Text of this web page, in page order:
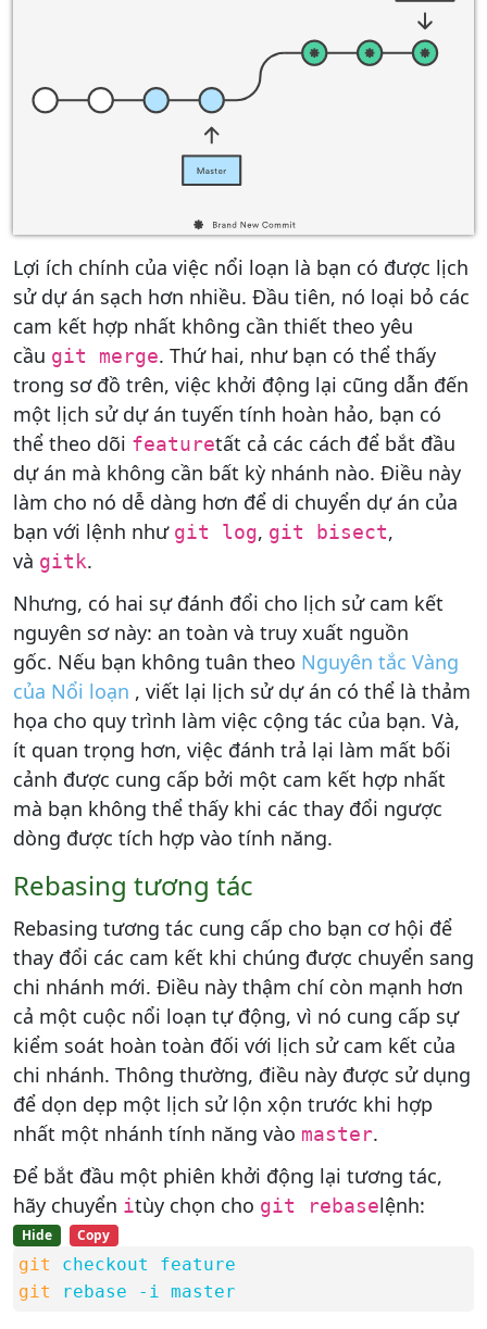
Lợi ích chính của việc nổi loạn là bạn có được lịch
sử dự án sạch hơn nhiều. Đầu tiên, nó loại bỏ các
cam kết hợp nhất không cần thiết theo yêu
cầu git merge. Thứ hai, như bạn có thể thấy
trong sơ đồ trên, việc khởi động lại cũng dẫn đến
một lịch sử dự án tuyến tính hoàn hảo, bạn có
thể theo dõi featuretất cả các cách để bắt đầu
dự án mà không cần bất kỳ nhánh nào. Điều này
làm cho nó dễ dàng hơn để di chuyển dự án của
bạn với lệnh như git log, git bisect,
và gitk.
Nhưng, có hai sự đánh đổi cho lịch sử cam kết
nguyên sơ này: an toàn và truy xuất nguồn
gốc. Nếu bạn không tuân theo Nguyên tắc Vàng
của Nổi loạn , viết lại lịch sử dự án có thể là thảm
họa cho quy trình làm việc cộng tác của bạn. Và,
ít quan trọng hơn, việc đánh trả lại làm mất bối
cảnh được cung cấp bởi một cam kết hợp nhất
mà bạn không thể thấy khi các thay đổi ngược
dòng được tích hợp vào tính năng.
Rebasing tương tác
Rebasing tương tác cung cấp cho bạn cơ hội để
thay đổi các cam kết khi chúng được chuyển sang
chi nhánh mới. Điều này thậm chí còn mạnh hơn
cả một cuộc nổi loạn tự động, vì nó cung cấp sự
kiểm soát hoàn toàn đối với lịch sử cam kết của
chi nhánh. Thông thường, điều này được sử dụng
để dọn dẹp một lịch sử lộn xộn trước khi hợp
nhất một nhánh tính năng vào master.
Để bắt đầu một phiên khởi động lại tương tác,
hãy chuyển itùy chọn cho git rebaselệnh:
Hide Copy
git
checkout feature
git
rebase -i master